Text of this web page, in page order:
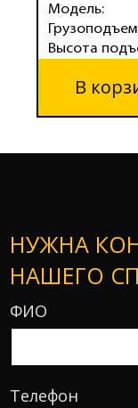
Модель:
Высота
В
НУЖНА
НАШЕГО
ФИО
Телефон